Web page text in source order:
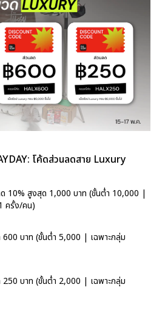
โค้ดส่วนลดสาย Luxury
10% สูงสุด 1,000 บาท (ขั้นต่ำ 10,000 |
ครั้ง/คน)
บาท (ขั้นต่ำ 5,000 | เฉพาะกลุ่ม
บาท (ขั้นต่ำ 2,000 | เฉพาะกลุ่ม